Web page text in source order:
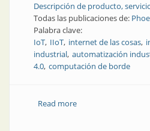
Descripción de producto,
Todas las publicaciones de:
Palabra clave:
IoT IIoT internet de las cosas
industrial automatización
4.0 computación de borde
Read moreabout Uso óptimo